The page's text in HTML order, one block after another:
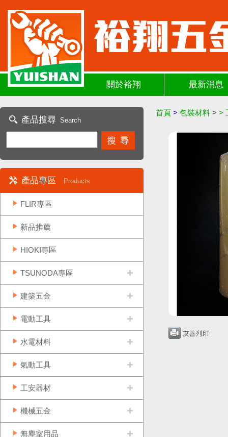
關於裕翔 最新消息
產品搜尋 Search
產品專區 Products
FLIR專區
新品推薦
HIOKI專區
TSUNODA專區
建築五金
電動工具
水電材料
氣動工具
工安器材
機械五金
無塵室用品
首頁 > 包裝材料 > >